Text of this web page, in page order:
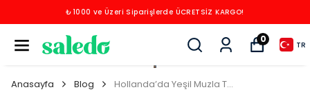
₺1000 ve Üzeri Siparişlerde ÜCRETSİZ KARGO!
0
TR
Anasayfa Blog Hollanda’da Yeşil Muzla Tanışma: “Bake the Future” Atölyesi